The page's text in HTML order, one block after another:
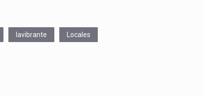
lavibrante Locales